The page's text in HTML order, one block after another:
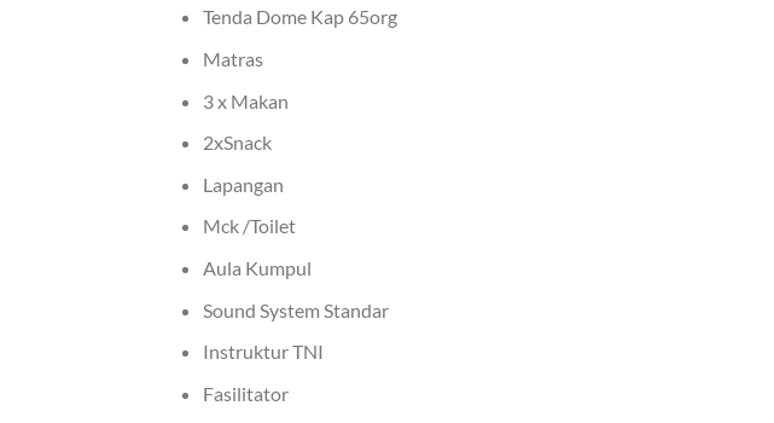
Tenda Dome Kap 65org
Matras
3 x Makan
2xSnack
Lapangan
Mck /Toilet
Aula Kumpul
Sound System Standar
Instruktur TNI
Fasilitator